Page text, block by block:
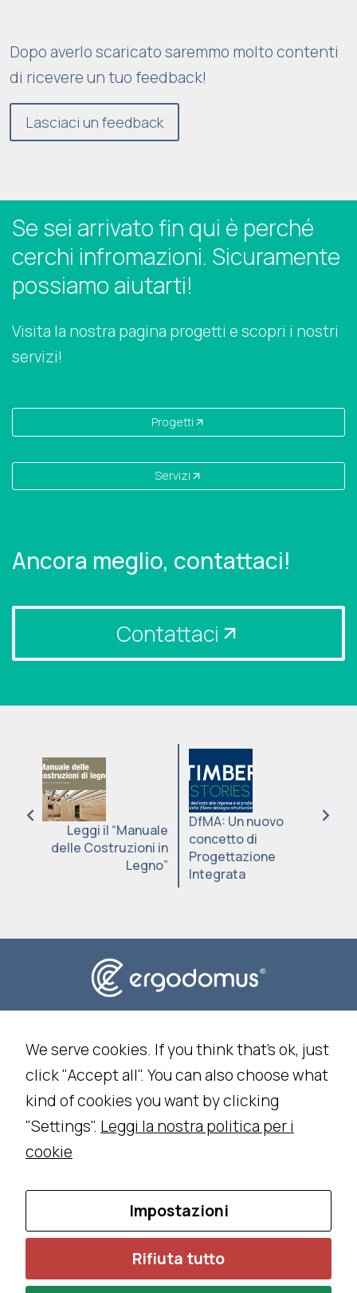
Dopo averlo scaricato saremmo molto contenti
di ricevere un tuo feedback!
Lasciaci un feedback
Se sei arrivato fin qui è perché
cerchi infromazioni. Sicuramente
possiamo aiutarti!
Visita la nostra pagina progetti e scopri i nostri
servizi!
Progetti
Servizi
Ancora meglio, contattaci!
Contattaci
Leggi il “Manuale
delle Costruzioni in
Legno”
DfMA: Un nuovo
concetto di
Progettazione
Integrata
Impostazioni Cookie
ISCRIZIONE ALLA NEWSLETTER
Ing. Franco Piva - IT02035050224 -
Reserved - Designed and developed byDM&RM
We serve cookies. If you think that's ok, just
click "Accept all". You can also choose what
kind of cookies you want by clicking
"Settings". Leggi la nostra politica per i
cookie
Impostazioni
Rifiuta tutto